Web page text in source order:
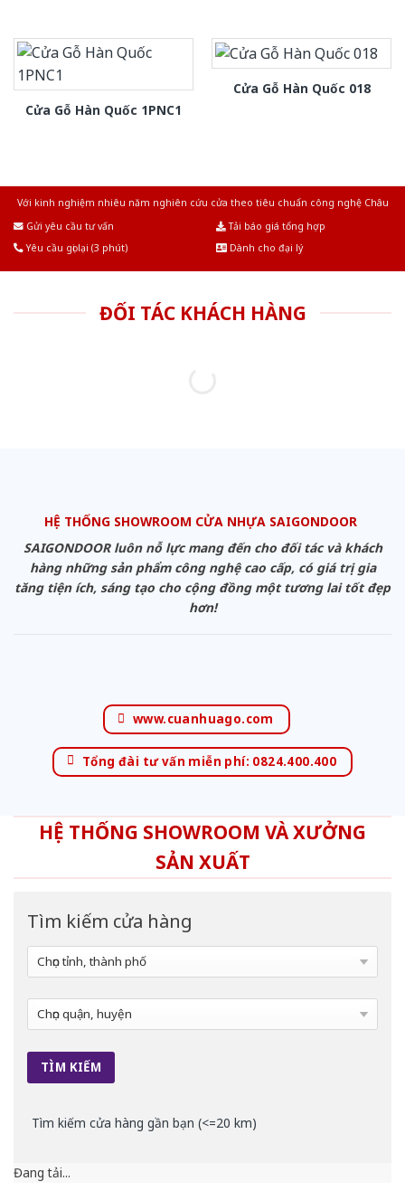
Cửa Gỗ Hàn Quốc 1PNC1
Cửa Gỗ Hàn Quốc 018
Với kinh nghiệm nhiêu năm nghiên cứu cửa theo tiêu chuẩn công nghệ Châu
Gửi yêu cầu tư vấn
Tải báo giá tổng hợp
Yêu cầu gọi lại (3 phút)
Dành cho đại lý
ĐỐI TÁC KHÁCH HÀNG
HỆ THỐNG SHOWROOM CỬA NHỰA SAIGONDOOR
SAIGONDOOR luôn nỗ lực mang đến cho đối tác và khách
hàng những sản phẩm công nghệ cao cấp, có giá trị gia
tăng tiện ích, sáng tạo cho cộng đồng một tương lai tốt đẹp
hơn!
www.cuanhuago.com
Tổng đài tư vấn miễn phí: 0824.400.400
HỆ THỐNG SHOWROOM VÀ XƯỞNG
SẢN XUẤT
Tìm kiếm cửa hàng
Tìm kiếm cửa hàng gần bạn (<=20 km)
Đang tải...